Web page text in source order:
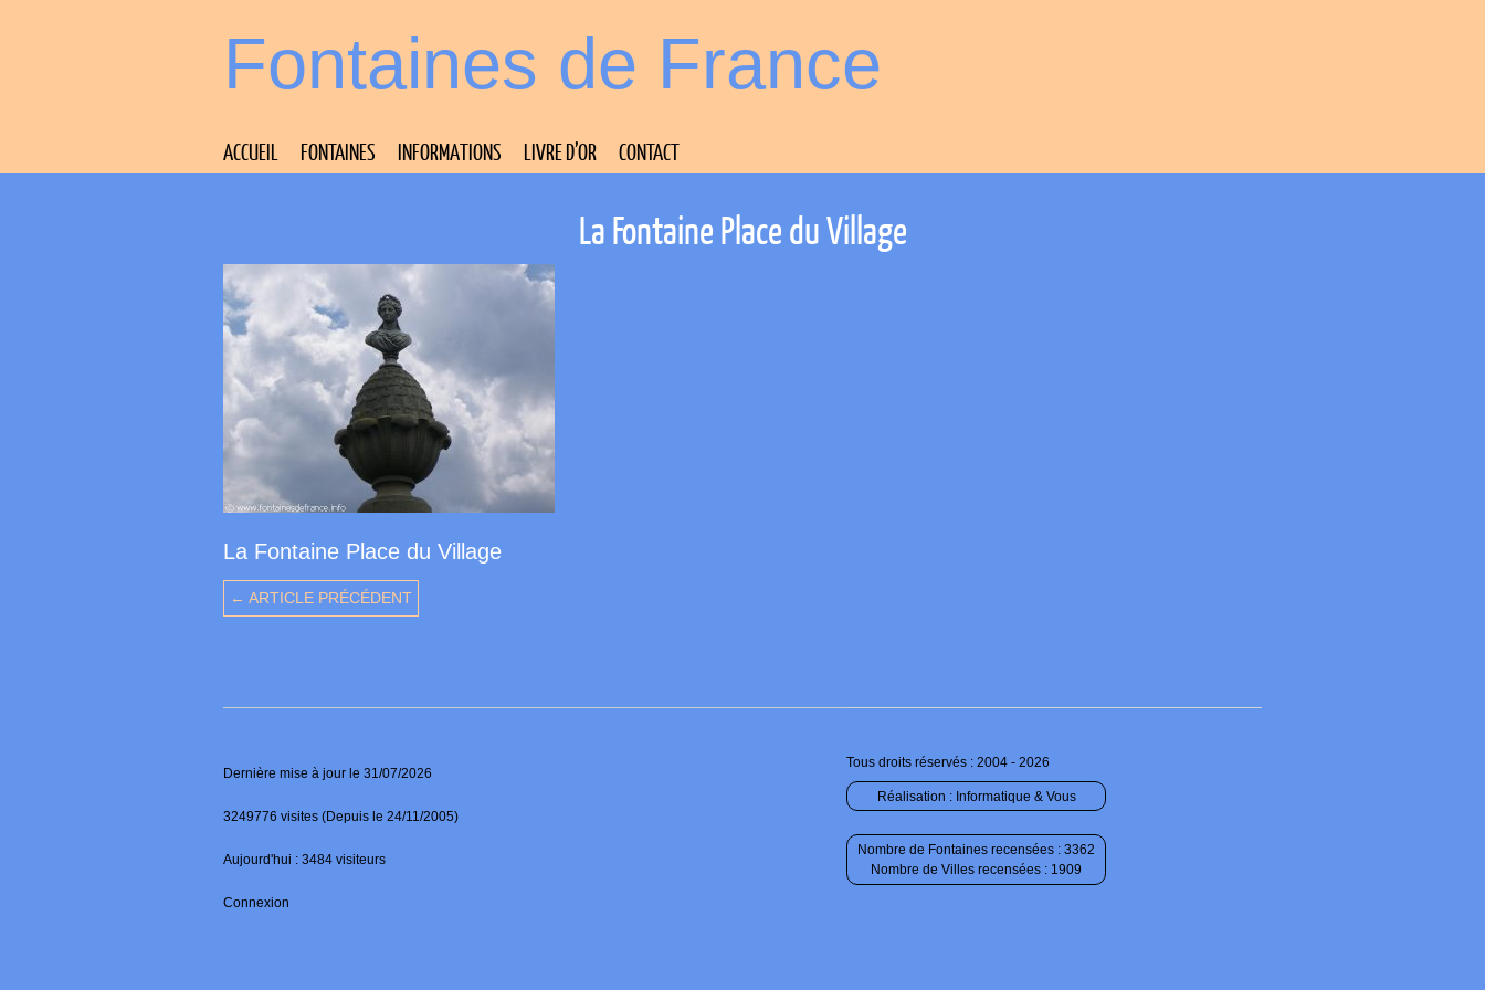
Fontaines de France
ACCUEIL FONTAINES INFORMATIONS LIVRE D’OR CONTACT
La Fontaine Place du Village
La Fontaine Place du Village
← ARTICLE PRÉCÉDENT
Dernière mise à jour le 31/07/2026
3249776 visites (Depuis le 24/11/2005)
Aujourd'hui : 3484 visiteurs
Connexion
Tous droits réservés : 2004 - 2026
Réalisation : Informatique & Vous
Nombre de Fontaines recensées : 3362
Nombre de Villes recensées : 1909